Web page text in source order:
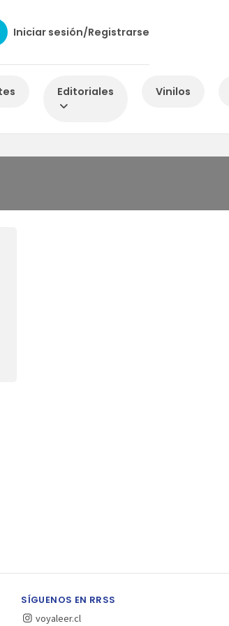
Iniciar sesión/Registrarse
Editoriales Vinilos
SÍGUENOS EN RRSS
voyaleer.cl